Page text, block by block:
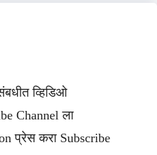
व्हिडिओ
Channel ला
प्रेस करा Subscribe